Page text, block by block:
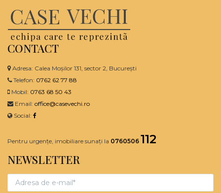
CONTACT
Adresa: Calea Moșilor 131, sector 2, București
Telefon: 0762 62 77 88
Mobil: 0763 68 50 43
Email: office@casevechi.ro
Social:
Pentru urgențe, imobiliare sunați la 0760506 112
NEWSLETTER